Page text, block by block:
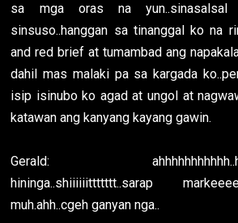
sa mga oras na yun..sinasalsal
sinsuso..hanggan sa tinanggal ko na
and red brief at tumambad ang
dahil mas malaki pa sa kargada
isip isinubo ko agad at ungol at
katawan ang kanyang kayang gawin.
Gerald:
hininga..shiiiiiittttttt..sarap
muh.ahh..cgeh ganyan nga..